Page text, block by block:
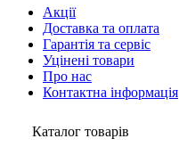
Акції
Доставка та оплата
Гарантія та сервіс
Уцінені товари
Про нас
Контактна інформація
Каталог товарів